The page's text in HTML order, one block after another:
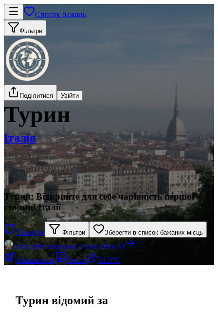
Список бажань
Фільтри
Поділитися Увійти
Турин
Італія
Турин: Відкрийте для себе чарівність першої
столиці Італії
Генеруй Фільтри Зберегти в список бажаних місць
Плануйте подорож з TravelBot AI
Авіаквитки
Готелі 31.9°C
Турин відомий за